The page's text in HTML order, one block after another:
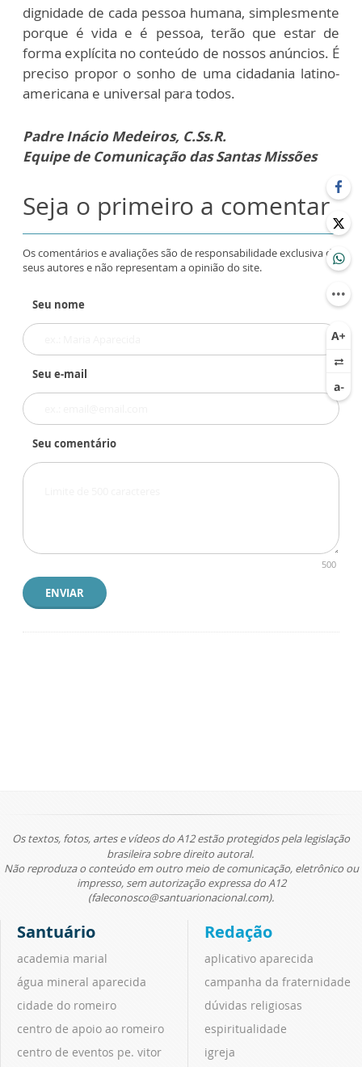
dignidade de cada pessoa humana, simplesmente
porque é vida e é pessoa, terão que estar de
forma explícita no conteúdo de nossos anúncios. É
preciso propor o sonho de uma cidadania latino-
americana e universal para todos.
Padre Inácio Medeiros, C.Ss.R.
Equipe de Comunicação das Santas Missões
Seja o primeiro a comentar
Os comentários e avaliações são de responsabilidade exclusiva de
seus autores e não representam a opinião do site.
Seu nome
Seu e-mail
Seu comentário
500
ENVIAR
Os textos, fotos, artes e vídeos do A12 estão protegidos pela legislação
brasileira sobre direito autoral.
Não reproduza o conteúdo em outro meio de comunicação, eletrônico ou
impresso, sem autorização expressa do A12
(faleconosco@santuarionacional.com).
Santuário
academia marial
água mineral aparecida
cidade do romeiro
centro de apoio ao romeiro
centro de eventos pe. vitor
Redação
aplicativo aparecida
campanha da fraternidade
dúvidas religiosas
espiritualidade
igreja